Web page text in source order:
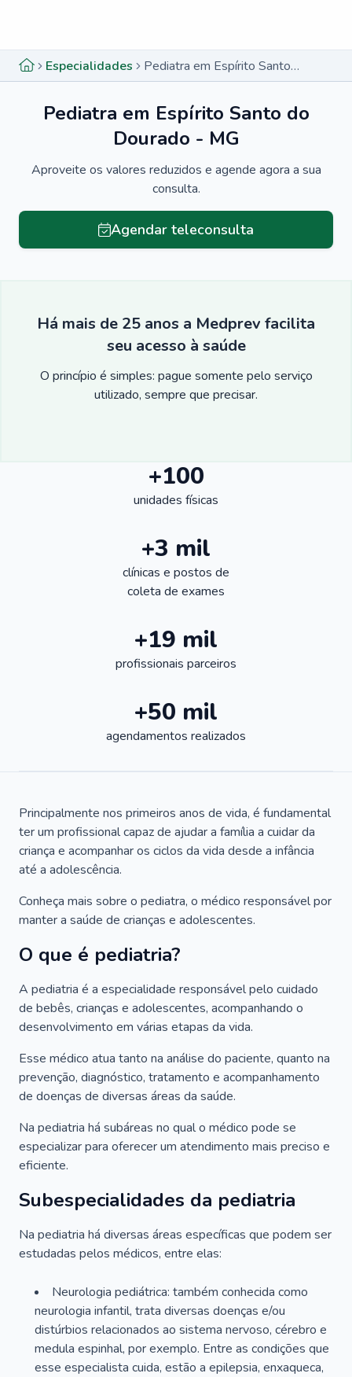
Especialidades Pediatra em Espírito Santo do Dourado - MG
Pediatra em Espírito Santo do
Dourado - MG
Aproveite os valores reduzidos e agende agora a sua
consulta.
Agendar teleconsulta
Há mais de 25 anos a Medprev facilita
seu acesso à saúde
O princípio é simples: pague somente pelo serviço
utilizado, sempre que precisar.
+100
unidades físicas
+3 mil
clínicas e postos de
coleta de exames
+19 mil
profissionais parceiros
+50 mil
agendamentos realizados
Principalmente nos primeiros anos de vida, é fundamental
ter um profissional capaz de ajudar a família a cuidar da
criança e acompanhar os ciclos da vida desde a infância
até a adolescência.
Conheça mais sobre o pediatra, o médico responsável por
manter a saúde de crianças e adolescentes.
O que é pediatria?
A pediatria é a especialidade responsável pelo cuidado
de bebês, crianças e adolescentes, acompanhando o
desenvolvimento em várias etapas da vida.
Esse médico atua tanto na análise do paciente, quanto na
prevenção, diagnóstico, tratamento e acompanhamento
de doenças de diversas áreas da saúde.
Na pediatria há subáreas no qual o médico pode se
especializar para oferecer um atendimento mais preciso e
eficiente.
Subespecialidades da pediatria
Na pediatria há diversas áreas específicas que podem ser
estudadas pelos médicos, entre elas:
Neurologia pediátrica: também conhecida como
neurologia infantil, trata diversas doenças e/ou
distúrbios relacionados ao sistema nervoso, cérebro e
medula espinhal, por exemplo. Entre as condições que
esse especialista cuida, estão a epilepsia, enxaqueca,